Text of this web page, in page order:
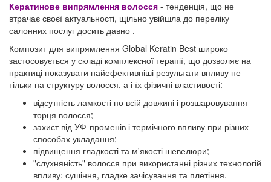
Кератинове випрямлення волосся - тенденція, що не
втрачає своєї актуальності, щільно увійшла до переліку
салонних послуг досить давно .
Композит для випрямлення Global Keratin Best широко
застосовується у складі комплексної терапії, що дозволяє на
практиці показувати найефективніші результати впливу не
тільки на структуру волосся, а і їх фізичні властивості:
відсутність ламкості по всій довжині і розшаровування
торця волосся;
захист від УФ-променів і термічного впливу при різних
способах укладання;
підвищення гладкості та м'якості шевелюри;
"слухняність" волосся при використанні різних технологій
впливу: сушіння, гладке зачісування та плетіння.